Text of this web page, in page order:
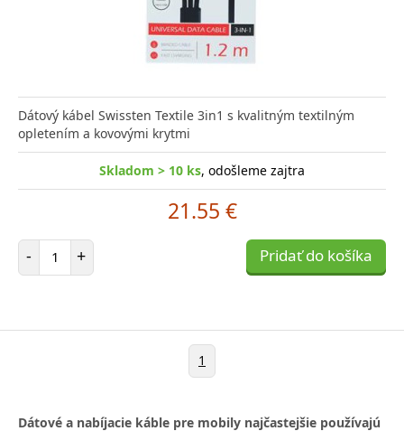
Dátový kábel Swissten Textile 3in1 s kvalitným textilným
opletením a kovovými krytmi
Skladom > 10 ks, odošleme zajtra
21.55 €
- Počet položiek
+ Pridať do košíka
1
Dátové a nabíjacie káble pre mobily najčastejšie používajú